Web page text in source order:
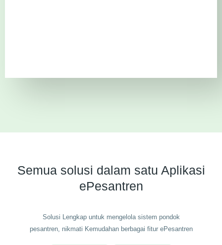
Semua solusi dalam satu Aplikasi
ePesantren
Solusi Lengkap untuk mengelola sistem pondok
pesantren, nikmati Kemudahan berbagai fitur ePesantren